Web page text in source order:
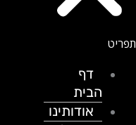
דף
הבית
אודותינו